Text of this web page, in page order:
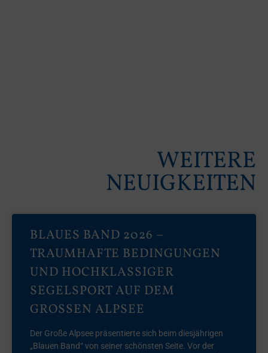
WEITERE
NEUIGKEITEN
BLAUES BAND 2026 –
TRAUMHAFTE BEDINGUNGEN
UND HOCHKLASSIGER
SEGELSPORT AUF DEM
GROSSEN ALPSEE
Der Große Alpsee präsentierte sich beim diesjährigen
„Blauen Band“ von seiner schönsten Seite. Vor der